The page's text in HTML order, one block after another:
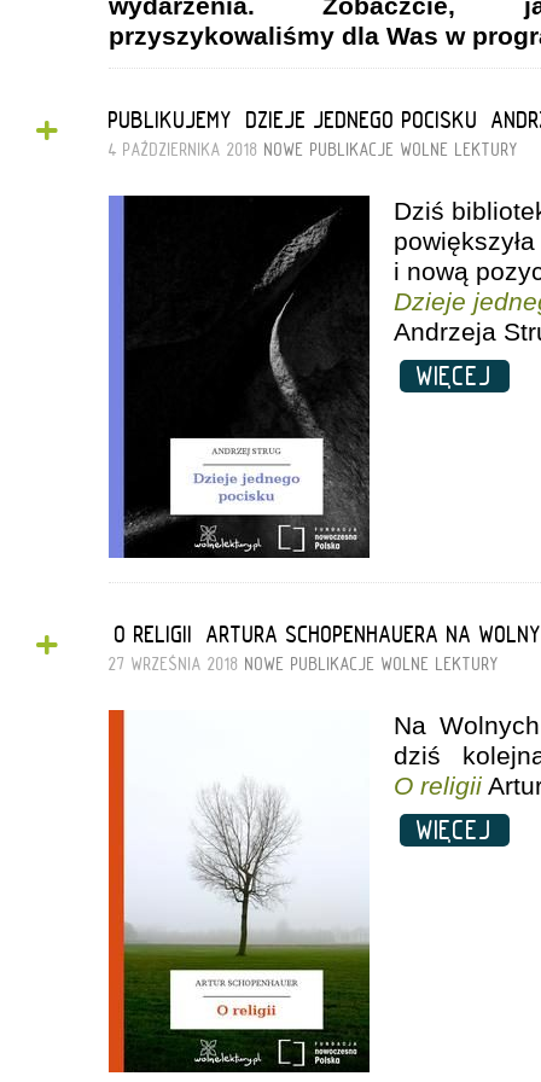
przyszykowaliśmy dla Was w
+ PUBLIKUJEMY „DZIEJE JEDNEGO POCISKU”
4 PAŹDZIERNIKA 2018 NOWE PUBLIKACJE WOLNE LEKTURY
Dziś
i nową
Dzieje
Andrzeja
WIĘCEJ
+ „O RELIGII” ARTURA SCHOPENHAUERA NA
27 WRZEŚNIA 2018 NOWE PUBLIKACJE WOLNE LEKTURY
Na
dziś
O religii
WIĘCEJ